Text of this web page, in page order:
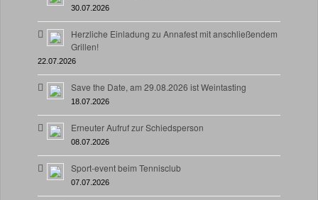
30.07.2026
Herzliche Einladung zu Annafest mit anschließendem
Grillen!
22.07.2026
Save the Date, am 29.08.2026 ist Weintasting
18.07.2026
Erneuter Aufruf zur Schiedsperson
08.07.2026
Sport-event beim Tennisclub
07.07.2026